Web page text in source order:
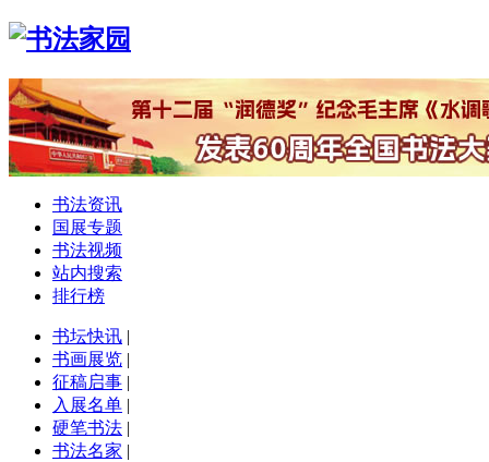
书法资讯
国展专题
书法视频
站内搜索
排行榜
书坛快讯 |
书画展览 |
征稿启事 |
入展名单 |
硬笔书法 |
书法名家 |